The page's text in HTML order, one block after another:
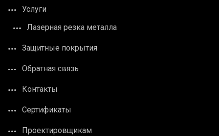
Услуги
Лазерная резка металла
Защитные покрытия
Обратная связь
Контакты
Сертификаты
Проектировщикам